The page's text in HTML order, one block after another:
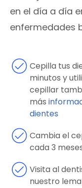
en el día a día
enfermedades
Cepilla tus
minutos y
cepillar
más
dientes
Cambia el
cada 3
Visita al
nuestro